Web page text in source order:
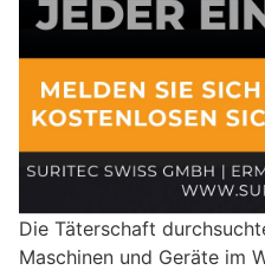
Die Täterschaft
Maschinen und Geräte im